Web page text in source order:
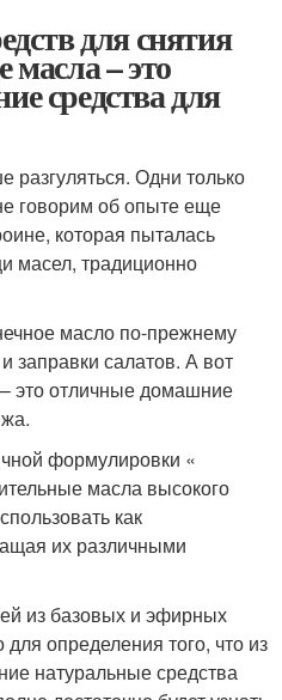
для снятия
– это
средства для
разгуляться. Одни только
говорим об опыте еще
которая пыталась
масел, традиционно
масло по-прежнему
заправки салатов. А вот
это отличные домашние
формулировки «
масла высокого
как
их различными
из базовых и эфирных
определения того, что из
натуральные средства